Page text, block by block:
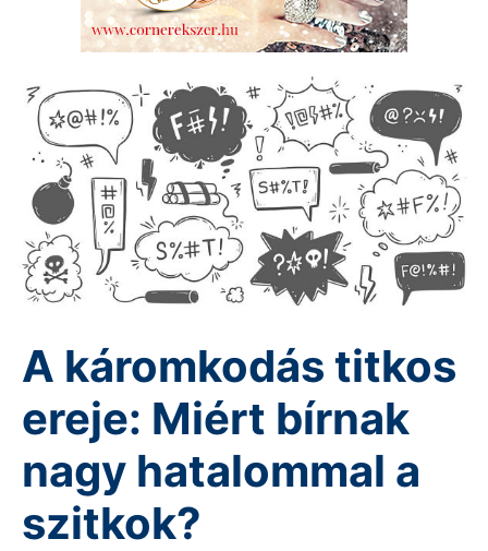
A káromkodás titkos
ereje: Miért bírnak
nagy hatalommal a
szitkok?